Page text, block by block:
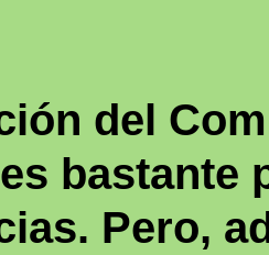
del
bastante
Pero,